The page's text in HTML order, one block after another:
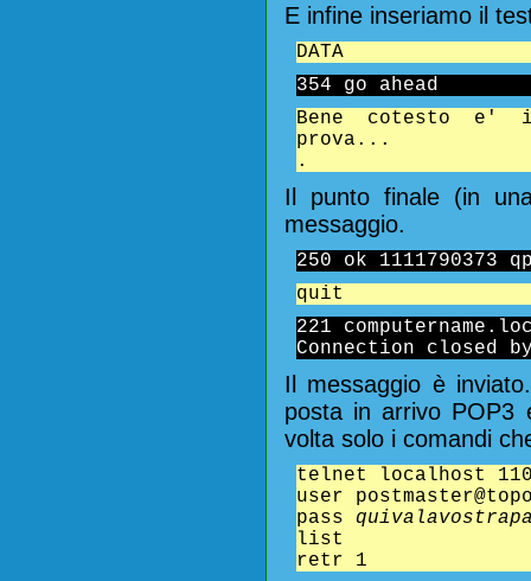
E infine inseriamo il
DATA
354 go ahead
Bene cotesto e'
prova...
.
Il punto finale (in
messaggio.
250 ok 1111790373
quit
221
Connection closed
Il messaggio è
posta in arrivo POP3
volta solo i comandi
telnet localhost
user
pass
list
retr 1